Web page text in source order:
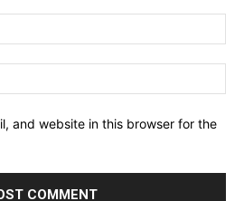
and website in this browser for the